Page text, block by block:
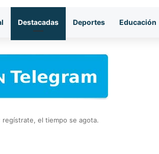
Destacadas Deportes Educación
regístrate, el tiempo se agota.